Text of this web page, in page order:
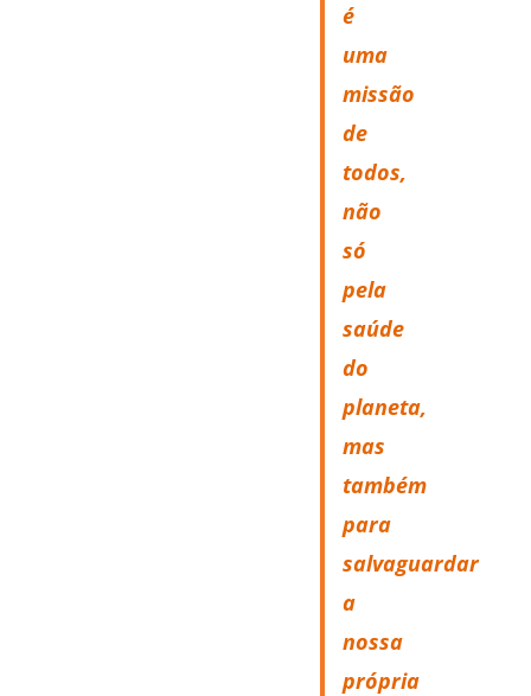
é
uma
missão
de
todos,
não
só
pela
saúde
do
planeta,
mas
também
para
salvaguardar
a
nossa
própria